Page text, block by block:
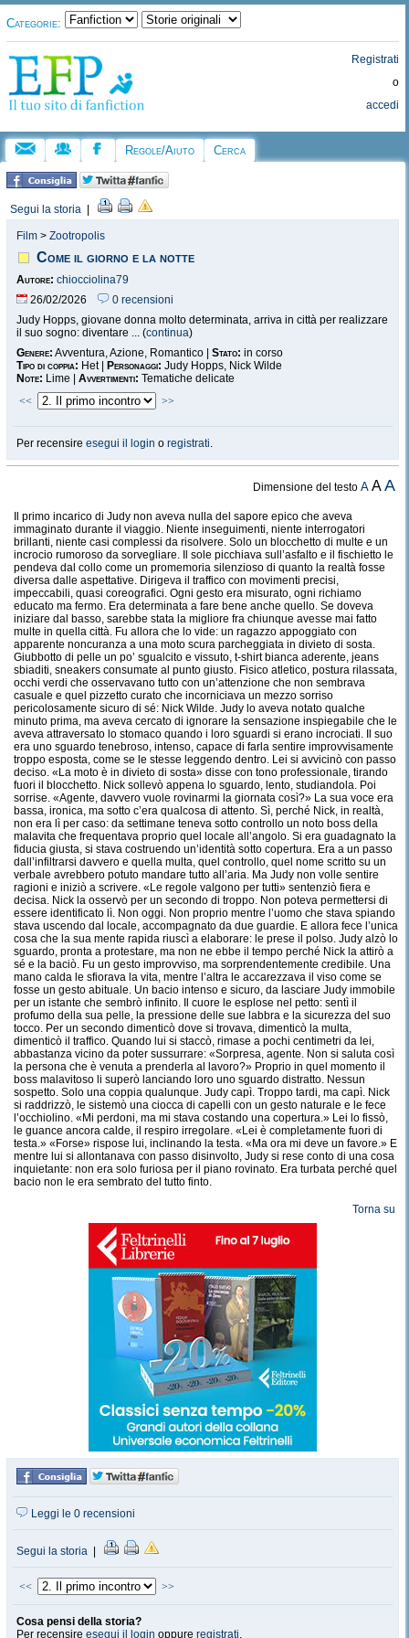
Categorie:
Registrati
o
accedi
Regole/Aiuto Cerca
Segui la storia
Film > Zootropolis
Come il giorno e la notte
Autore: chiocciolina79
26/02/2026
0 recensioni
Judy Hopps, giovane donna molto determinata, arriva in città per realizzare
il suo sogno: diventare ... (continua)
Genere: Avventura, Azione, Romantico | Stato: in corso
Tipo di coppia: Het | Personaggi: Judy Hopps, Nick Wilde
Note: Lime | Avvertimenti: Tematiche delicate
<<
>>
Per recensire esegui il login o registrati.
Dimensione del testoA AA
Il primo incarico di Judy non aveva nulla del sapore epico che aveva
immaginato durante il viaggio. Niente inseguimenti, niente interrogatori
brillanti, niente casi complessi da risolvere. Solo un blocchetto di multe e un
incrocio rumoroso da sorvegliare. Il sole picchiava sull’asfalto e il fischietto le
pendeva dal collo come un promemoria silenzioso di quanto la realtà fosse
diversa dalle aspettative. Dirigeva il traffico con movimenti precisi,
impeccabili, quasi coreografici. Ogni gesto era misurato, ogni richiamo
educato ma fermo. Era determinata a fare bene anche quello. Se doveva
iniziare dal basso, sarebbe stata la migliore fra chiunque avesse mai fatto
multe in quella città. Fu allora che lo vide: un ragazzo appoggiato con
apparente noncuranza a una moto scura parcheggiata in divieto di sosta.
Giubbotto di pelle un po’ sgualcito e vissuto, t-shirt bianca aderente, jeans
sbiaditi, sneakers consumate al punto giusto. Fisico atletico, postura rilassata,
occhi verdi che osservavano tutto con un’attenzione che non sembrava
casuale e quel pizzetto curato che incorniciava un mezzo sorriso
pericolosamente sicuro di sé: Nick Wilde. Judy lo aveva notato qualche
minuto prima, ma aveva cercato di ignorare la sensazione inspiegabile che le
aveva attraversato lo stomaco quando i loro sguardi si erano incrociati. Il suo
era uno sguardo tenebroso, intenso, capace di farla sentire improvvisamente
troppo esposta, come se le stesse leggendo dentro. Lei si avvicinò con passo
deciso. «La moto è in divieto di sosta» disse con tono professionale, tirando
fuori il blocchetto. Nick sollevò appena lo sguardo, lento, studiandola. Poi
sorrise. «Agente, davvero vuole rovinarmi la giornata così?» La sua voce era
bassa, ironica, ma sotto c’era qualcosa di attento. Sì, perché Nick, in realtà,
non era lì per caso: da settimane teneva sotto controllo un noto boss della
malavita che frequentava proprio quel locale all’angolo. Si era guadagnato la
fiducia giusta, si stava costruendo un’identità sotto copertura. Era a un passo
dall’infiltrarsi davvero e quella multa, quel controllo, quel nome scritto su un
verbale avrebbero potuto mandare tutto all’aria. Ma Judy non volle sentire
ragioni e iniziò a scrivere. «Le regole valgono per tutti» sentenziò fiera e
decisa. Nick la osservò per un secondo di troppo. Non poteva permettersi di
essere identificato lì. Non oggi. Non proprio mentre l’uomo che stava spiando
stava uscendo dal locale, accompagnato da due guardie. E allora fece l’unica
cosa che la sua mente rapida riuscì a elaborare: le prese il polso. Judy alzò lo
sguardo, pronta a protestare, ma non ne ebbe il tempo perché Nick la attirò a
sé e la baciò. Fu un gesto improvviso, ma sorprendentemente credibile. Una
mano calda le sfiorava la vita, mentre l’altra le accarezzava il viso come se
fosse un gesto abituale. Un bacio intenso e sicuro, da lasciare Judy immobile
per un istante che sembrò infinito. Il cuore le esplose nel petto: sentì il
profumo della sua pelle, la pressione delle sue labbra e la sicurezza del suo
tocco. Per un secondo dimenticò dove si trovava, dimenticò la multa,
dimenticò il traffico. Quando lui si staccò, rimase a pochi centimetri da lei,
abbastanza vicino da poter sussurrare: «Sorpresa, agente. Non si saluta così
la persona che è venuta a prenderla al lavoro?» Proprio in quel momento il
boss malavitoso li superò lanciando loro uno sguardo distratto. Nessun
sospetto. Solo una coppia qualunque. Judy capì. Troppo tardi, ma capì. Nick
si raddrizzò, le sistemò una ciocca di capelli con un gesto naturale e le fece
l’occhiolino. «Mi perdoni, ma mi stava costando una copertura.» Lei lo fissò,
le guance ancora calde, il respiro irregolare. «Lei è completamente fuori di
testa.» «Forse» rispose lui, inclinando la testa. «Ma ora mi deve un favore.» E
mentre lui si allontanava con passo disinvolto, Judy si rese conto di una cosa
inquietante: non era solo furiosa per il piano rovinato. Era turbata perché quel
bacio non le era sembrato del tutto finto.
Torna su
Leggi le 0 recensioni
Segui la storia
<< >>
Cosa pensi della storia?
Per recensire esegui il login oppure registrati.